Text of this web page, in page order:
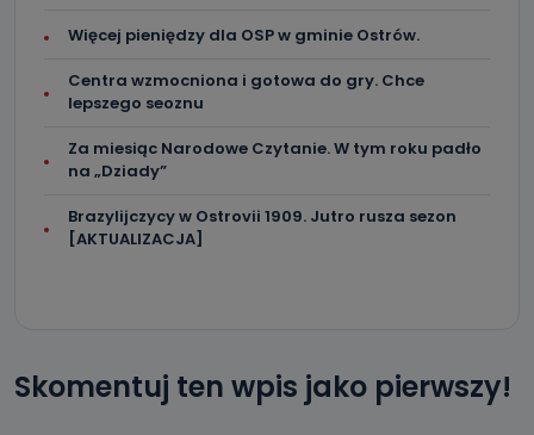
Więcej pieniędzy dla OSP w gminie Ostrów.
Centra wzmocniona i gotowa do gry. Chce
lepszego seoznu
Za miesiąc Narodowe Czytanie. W tym roku padło
na „Dziady”
Brazylijczycy w Ostrovii 1909. Jutro rusza sezon
[AKTUALIZACJA]
Skomentuj ten wpis jako pierwszy!